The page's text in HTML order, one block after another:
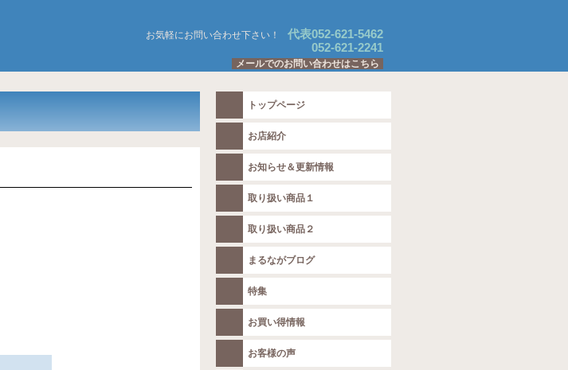
お気軽にお問い合わせ下さい！
代表052-621-5462
052-621-2241
メールでのお問い合わせはこちら
トップページ
お店紹介
お知らせ＆更新情報
取り扱い商品１
取り扱い商品２
まるながブログ
特集
お買い得情報
お客様の声